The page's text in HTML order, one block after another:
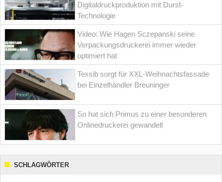
Digitaldruckproduktion mit Durst-
Technologie
Video: Wie Hagen Sczepanski seine
Verpackungsdruckerei immer wieder
optimiert hat
Texsib sorgt für XXL-Weihnachtsfassade
bei Einzelhändler Breuninger
So hat sich Primus zu einer besonderen
Onlinedruckerei gewandelt
SCHLAGWÖRTER